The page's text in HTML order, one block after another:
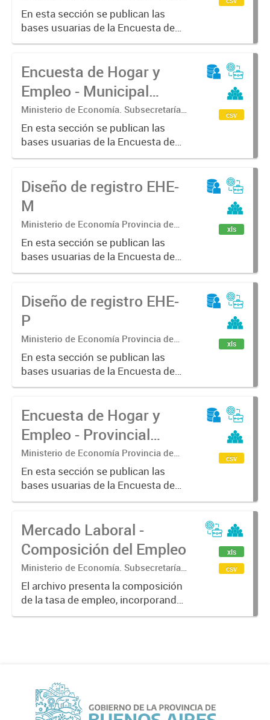
de Coordinación Económica y
Estadística. Dirección Provincial de
Estadística.
En esta sección se publican las
bases usuarias de la Encuesta de
Hogar y Empleo - Municipal (EHE-
Encuesta de Hogar y
Empleo - Municipal
(EHE-M) - Alberti
Ministerio de Economía. Subsecretaría
de Coordinación Económica y
Estadística. Dirección Provincial de
Estadística.
En esta sección se publican las
bases usuarias de la Encuesta de
Hogar y Empleo - Municipal (EHE-
csv
Diseño de registro EHE-
M
Ministerio de Economía Provincia de
Buenos Aires. Subsecretaria de
Coordinación económica y estadística.
Dirección Provincial de Estadística
En esta sección se publican las
bases usuarias de la Encuesta de
Hogar y Empleo - Municipal (EHE-
xls
Diseño de registro EHE-
P
Ministerio de Economía Provincia de
Buenos Aires. Subsecretaria de
Coordinación económica y estadística.
Dirección Provincial de Estadística
En esta sección se publican las
bases usuarias de la Encuesta de
Hogar y Empleo - Provincial (EHE-P)
xls
Encuesta de Hogar y
Empleo - Provincial
(EHE-P)
Ministerio de Economía Provincia de
Buenos Aires. Subsecretaria de
Coordinación económica y estadística.
Dirección Provincial de Estadística
En esta sección se publican las
bases usuarias de la Encuesta de
Hogar y Empleo - Provincial (EHE-P)
csv
Mercado Laboral -
Composición del Empleo
Ministerio de Economía. Subsecretaría
de Coordinación Económica y
Estadística. Dirección Provincial de
Estadística.
El archivo presenta la composición
de la tasa de empleo, incorporando
información sobre las
xls
csv